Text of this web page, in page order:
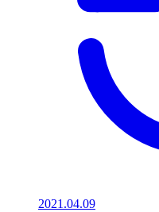
2021.04.09